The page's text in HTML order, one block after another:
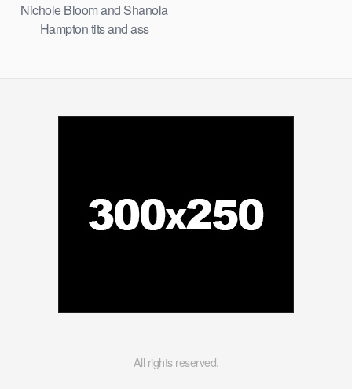
Nichole Bloom and Shanola
Hampton tits and ass
All rights reserved.